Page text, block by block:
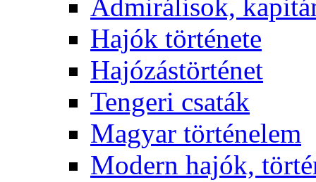
Admirálisok,
Hajók története
Hajózástörténet
Tengeri csaták
Magyar történelem
Modern hajók,